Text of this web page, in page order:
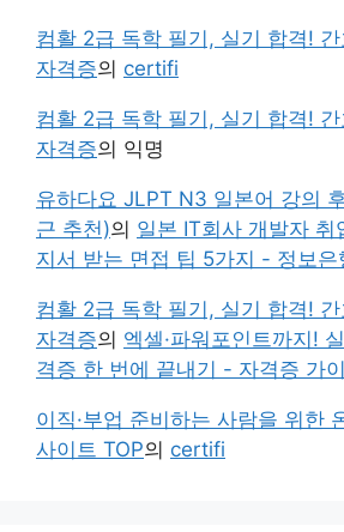
컴활 2급 독학 필기, 실기 합격!
자격증의 certifi
컴활 2급 독학 필기, 실기 합격!
자격증의 익명
유하다요 JLPT N3 일본어 강의
근 추천)의 일본 IT회사 개발자
지서 받는 면접 팁 5가지 - 정보은
컴활 2급 독학 필기, 실기 합격!
자격증의 엑셀·파워포인트까지!
격증 한 번에 끝내기 - 자격증 가
이직·부업 준비하는 사람을 위한
사이트 TOP의 certifi